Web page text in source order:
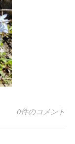
0件のコメント